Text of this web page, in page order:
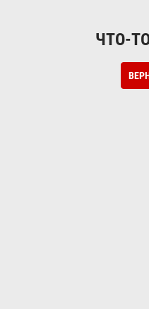
ЧТО-